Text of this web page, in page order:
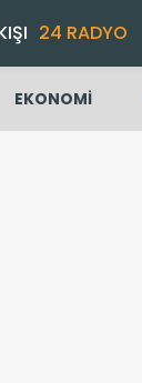
24 RADYO
EKONOMİ